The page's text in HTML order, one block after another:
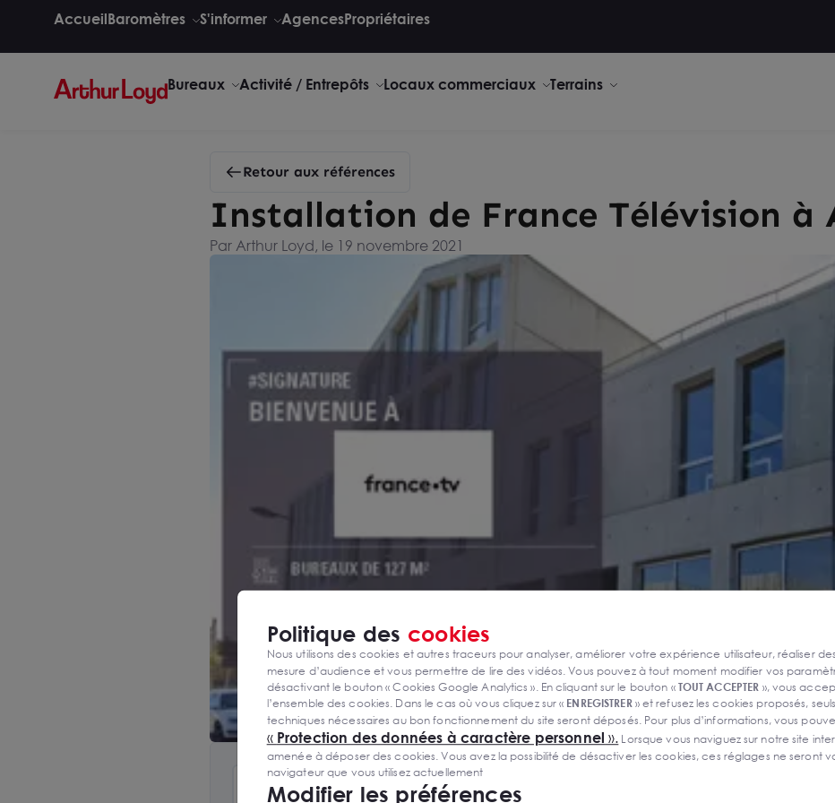
AccueilBaromètres S'informer AgencesPropriétaires
Bureaux Activité / Entrepôts Locaux commerciaux Terrains
Retour aux références
Installation de France Télévision à
Par Arthur Loyd, le 19 novembre 2021
Politique des cookies
Nous utilisons des cookies et autres traceurs pour analyser, améliorer votre expérience utilisateur, réaliser
mesure d’audience et vous permettre de lire des vidéos. Vous pouvez à tout moment modifier vos
désactivant le bouton « Cookies Google Analytics ». En cliquant sur le bouton «TOUT ACCEPTER », vous
l’ensemble des cookies. Dans le cas où vous cliquez sur « ENREGISTRER» et refusez les cookies proposés,
techniques nécessaires au bon fonctionnement du site seront déposés. Pour plus d’informations, vous
« Protection des données à caractère personnel ». Lorsque vous naviguez sur notre site
amenée à déposer des cookies. Vous avez la possibilité de désactiver les cookies, ces réglages ne seront
navigateur que vous utilisez actuellement
Modifier les préférences